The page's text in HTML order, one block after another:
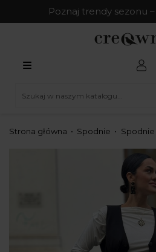
Poznaj trendy sezonu
Strona główna Spodnie